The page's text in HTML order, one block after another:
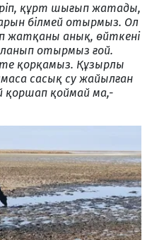
құрт шығып жатады,
білмей отырмыз. Ол
жатқаны анық, өйткені
отырмыз ғой.
қорқамыз. Құзырлы
сасық су жайылған
қоршап қоймай ма,-